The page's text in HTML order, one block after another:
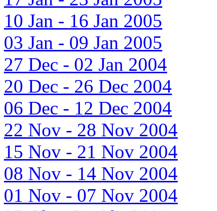
10 Jan - 16 Jan 2005
03 Jan - 09 Jan 2005
27 Dec - 02 Jan 2004
20 Dec - 26 Dec 2004
06 Dec - 12 Dec 2004
22 Nov - 28 Nov 2004
15 Nov - 21 Nov 2004
08 Nov - 14 Nov 2004
01 Nov - 07 Nov 2004